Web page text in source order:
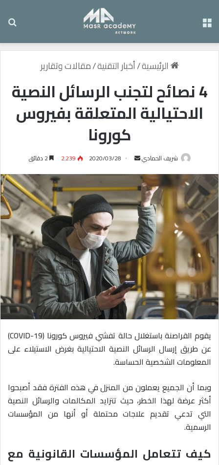
الرئيسية/أخبار التقنية/مقالات وتقارير
4 نصائح لتجنب الرسائل النصية
الاحتيالية المتعلقة بفيروس
كورونا
شريف الحمادي
ل
ب
ي
د
ا
إ
ك
ت
ر
و
2020/03/28 2٬239 2 دقائق
يقوم القراصنة باستغلال حالة تفشي فيروس كورونا (COVID-19)
عن طريق إرسال الرسائل النصية الاحتيالية بغرض الاستيلاء على
المعلومات الشخصية الحساسة.
وبما أن الجميع يعملون من المنزل في هذه الفترة فقد أصبحوا
أكثر عرضة لهذا الخطر، حيث تتزايد المكالمات والرسائل النصية
التي تدعي تقديم علاجات محتملة أو أنها من المؤسسات
الرسمية.
كيف تتعامل المؤسسات القانونية مع